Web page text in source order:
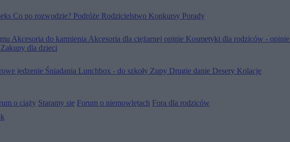
Co po rozwodzie? Podróże Rodzicielstwo Konkursy Porady
Akcesoria do karmienia Akcesoria dla ciężarnej opinie Kosmetyki dla rodziców - opinie
Zakupy dla dzieci
jedzenie Śniadania Lunchbox - do szkoły Zupy Drugie danie Desery Kolacje
o ciąży Staramy się Forum o niemowlętach Fora dla rodziców